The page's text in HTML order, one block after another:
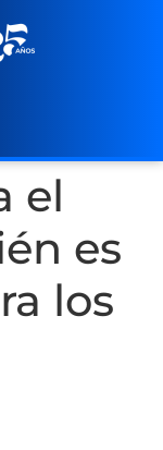
el
es
los